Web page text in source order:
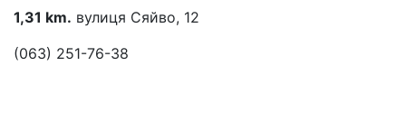
1,31 km. вулиця Сяйво, 12
(063) 251-76-38